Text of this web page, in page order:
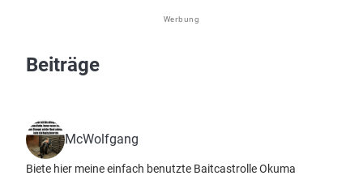
Werbung
Beiträge
McWolfgang
Biete hier meine einfach benutzte Baitcastrolle Okuma